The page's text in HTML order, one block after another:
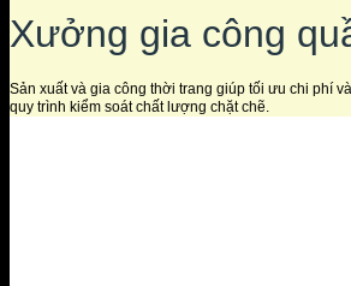
Xưởng gia công
Sản xuất và gia công thời trang giúp tối ưu chi phí
quy trình kiểm soát chất lượng chặt chẽ.